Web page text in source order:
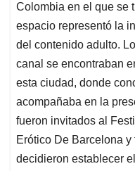
Colombia en el que se
espacio representó la
del contenido adulto.
canal se encontraban
esta ciudad, donde
acompañaba en la
fueron invitados al
Erótico De Barcelona
decidieron establecer